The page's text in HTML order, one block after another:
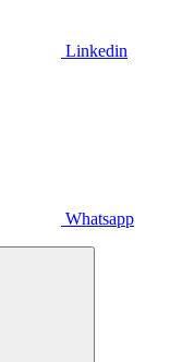
Linkedin
Whatsapp